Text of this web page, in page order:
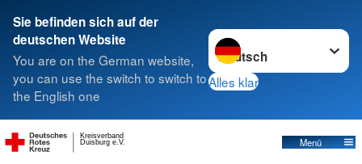
Sie befinden sich auf der
deutschen Website
You are on the German website,
you can use the switch to switch to
the English one
Sprache wechseln zu
Alles klar
Duisburg e.V.
Kreisverband
Menü
Suche